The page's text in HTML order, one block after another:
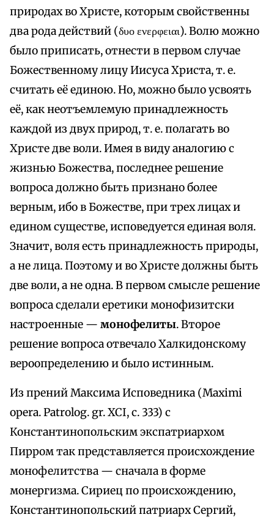
природах во Христе, которым свойственны
два рода действий (δυο ενερφειαι). Волю можно
было приписать, отнести в первом случае
Божественному лицу Иисуса Христа, т. е.
считать её единою. Но, можно было усвоять
её, как неотъемлемую принадлежность
каждой из двух природ, т. е. полагать во
Христе две воли. Имея в виду аналогию с
жизнью Божества, последнее решение
вопроса должно быть признано более
верным, ибо в Божестве, при трех лицах и
едином существе, исповедуется единая воля.
Значит, воля есть принадлежность природы,
а не лица. Поэтому и во Христе должны быть
две воли, а не одна. В первом смысле решение
вопроса сделали еретики монофизитски
настроенные — монофелиты. Второе
решение вопроса отвечало Халкидонскому
вероопределению и было истинным.
Из прений Максима Исповедника (Maximi
opera. Patrolog. gr. XCI, с. 333) с
Константинопольским экспатриархом
Пирром так представляется происхождение
монофелитства — сначала в форме
монергизма. Сириец по происхождению,
Константинопольский патриарх Сергий,